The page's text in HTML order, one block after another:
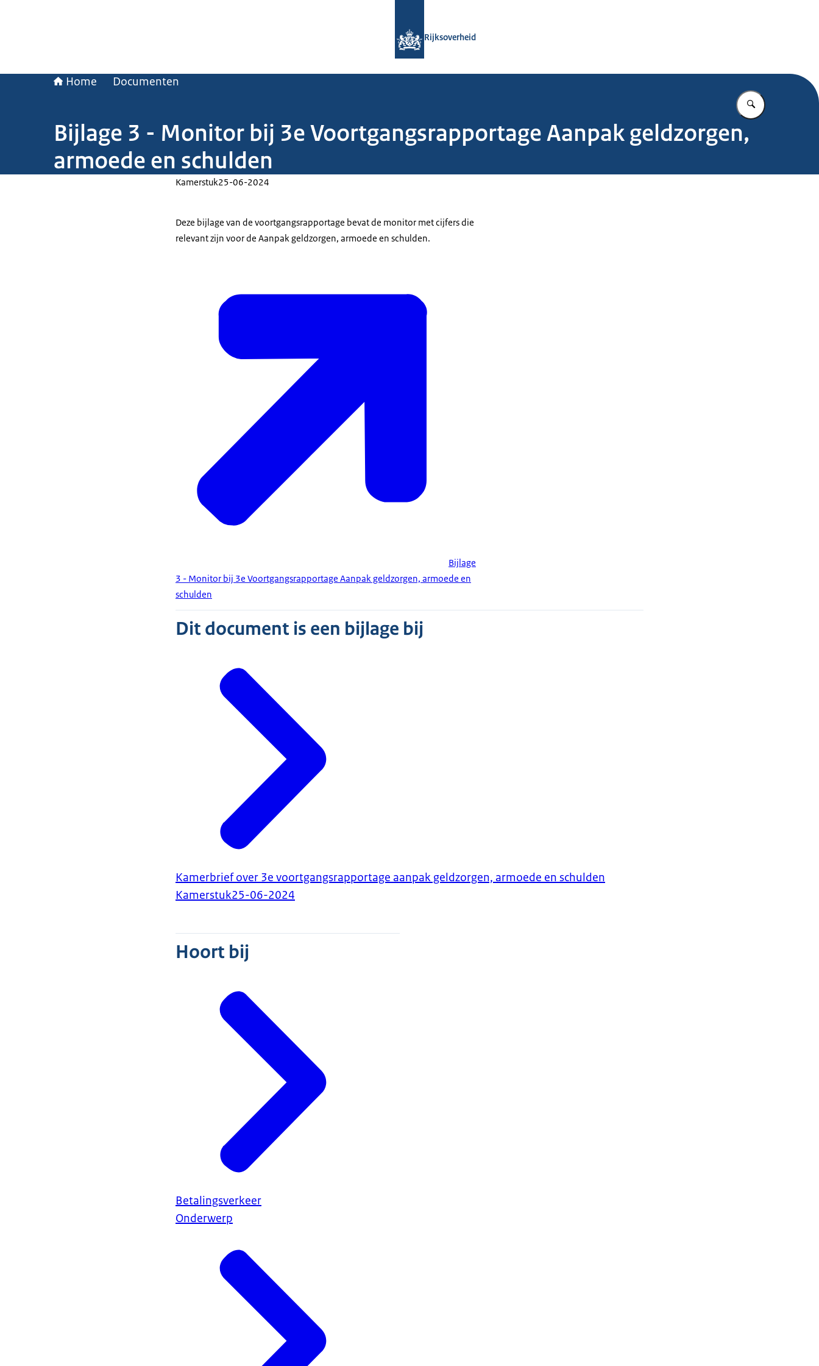
Rijksoverheid
Home Documenten
Vul in wat u
Bijlage 3 - Monitor bij 3e Voortgangsrapportage Aanpak geldzorgen,
armoede en schulden
Kamerstuk25-06-2024
Deze bijlage van de voortgangsrapportage bevat de monitor met cijfers die
relevant zijn voor de Aanpak geldzorgen, armoede en schulden.
Bijlage
3 - Monitor bij 3e Voortgangsrapportage Aanpak geldzorgen, armoede en
schulden
Dit document is een bijlage bij
Kamerbrief over 3e voortgangsrapportage aanpak geldzorgen, armoede en schulden
Kamerstuk25-06-2024
Hoort bij
Betalingsverkeer
Onderwerp